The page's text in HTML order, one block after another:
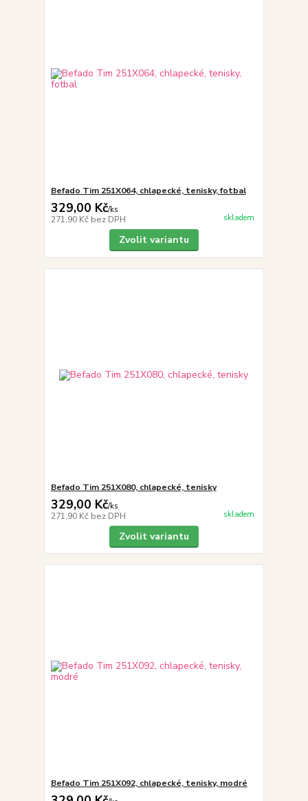
Befado Tim 251X064, chlapecké, tenisky, fotbal
329,00 Kč/ks
271,90 Kč bez DPH skladem
Zvolit variantu
Befado Tim 251X080, chlapecké, tenisky
329,00 Kč/ks
271,90 Kč bez DPH skladem
Zvolit variantu
Befado Tim 251X092, chlapecké, tenisky, modré